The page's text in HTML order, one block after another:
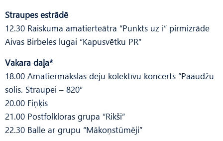
Straupes estrādē
12.30 Raiskuma amatierteātra “Punkts uz i” pirmizrāde
Aivas Birbeles lugai “Kapusvētku PR”
Vakara daļa*
18.00 Amatiermākslas deju kolektīvu koncerts “Paaudžu
solis. Straupei – 820”
20.00 Fiņķis
21.00 Postfolkloras grupa “Rikši”
22.30 Balle ar grupu “Mākoņstūmēji”